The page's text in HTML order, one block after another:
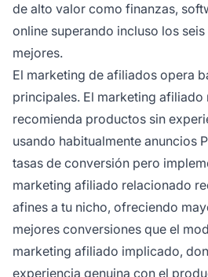
de alto valor como finanzas,
online superando incluso los
mejores.
El marketing de afiliados opera
principales. El marketing afiliado
recomienda productos sin
usando habitualmente anuncios
tasas de conversión pero
marketing afiliado relacionado
afines a tu nicho, ofreciendo
mejores conversiones que el
marketing afiliado implicado,
experiencia genuina con el